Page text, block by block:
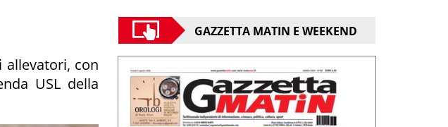
allevatori, con
USL della
GAZZETTA MATIN E WEEKEND